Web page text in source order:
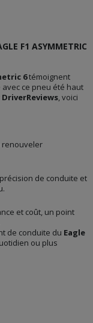
F1 ASYMMETRIC
6témoignent
ce pneu été haut
DriverReviews, voici
renouveler
de conduite et
et coût, un point
de conduite du Eagle
ou plus